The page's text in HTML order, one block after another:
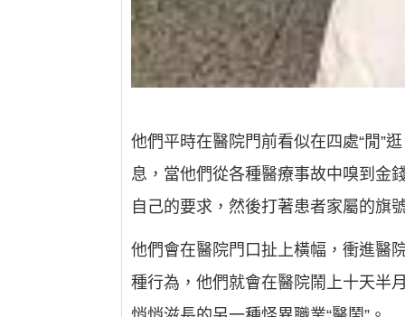
他們平時在醫院門前看似在四處“閒”
息，當他們從各種醫療事故中嗅到金
自己的要求，然後打著患者家屬的旗
他們會在醫院門口扯上橫幅，衝進醫
種行為，他們就會在醫院鬧上十天半